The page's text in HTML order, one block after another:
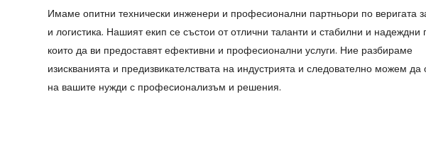
Имаме опитни технически инженери и професионални партньори по веригата
и логистика. Нашият екип се състои от отлични таланти и стабилни и надеждни
които да ви предоставят ефективни и професионални услуги. Ние разбираме
изискванията и предизвикателствата на индустрията и следователно можем да
на вашите нужди с професионализъм и решения.